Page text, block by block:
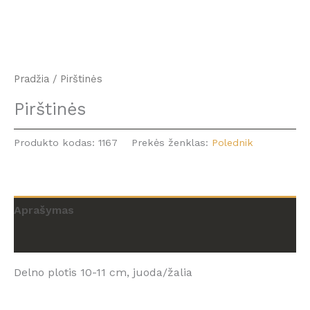
Pradžia / Pirštinės
Pirštinės
Produkto kodas: 1167 Prekės ženklas: Polednik
Aprašymas
Delno plotis 10-11 cm, juoda/žalia